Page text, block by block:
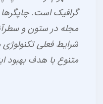
گرافیک است. چاپگرها
مجله در ستون و
شرایط فعلی تکنولوژی
متنوع با هدف بهبود